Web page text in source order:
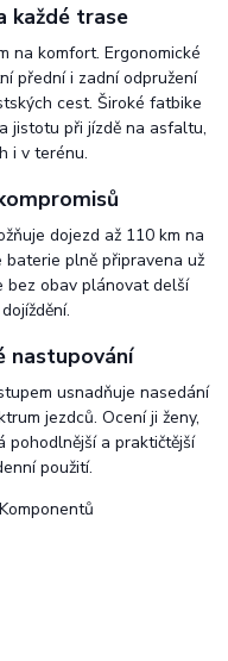
každé trase
na komfort. Ergonomické
přední i zadní odpružení
cest. Široké fatbike
jistotu při jízdě na asfaltu,
i v terénu.
dojezd až 110 km na
plně připravena už
bez obav plánovat delší
nastupování
usnadňuje nasedání
jezdců. Ocení ji ženy,
pohodlnější a praktičtější
použití.